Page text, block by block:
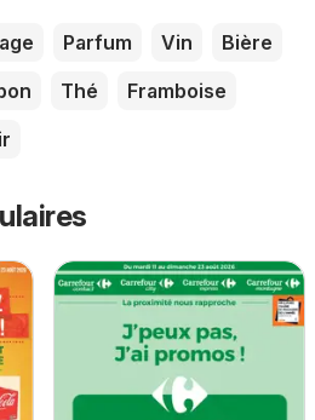
Parfum Vin
Bière
Thé
Framboise